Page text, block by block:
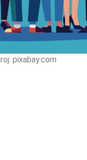
pixabay.com